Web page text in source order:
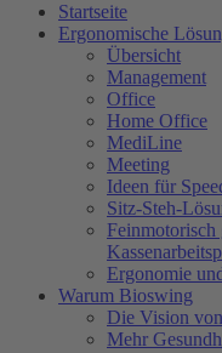
Startseite
Ergonomische
Übersicht
Management
Office
Home Office
MediLine
Meeting
Ideen für
Sitz-Steh-
Feinmotorisch
Ergonomie
Warum Bioswing
Die Vision
Mehr